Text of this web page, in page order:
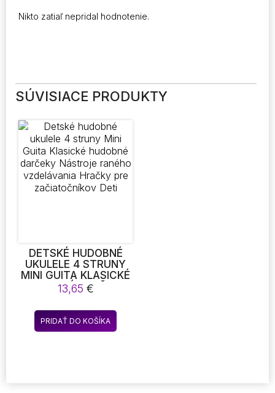
Nikto zatiaľ nepridal hodnotenie.
SÚVISIACE PRODUKTY
DETSKÉ HUDOBNÉ
UKULELE 4 STRUNY
MINI GUITA KLASICKÉ
HUDOBNÉ DARČEKY
NÁSTROJE RANÉHO
VZDELÁVANIA
HRAČKY PRE
ZAČIATOČNÍKOV DETI
13,65 €
PRIDAŤ DO KOŠÍKA